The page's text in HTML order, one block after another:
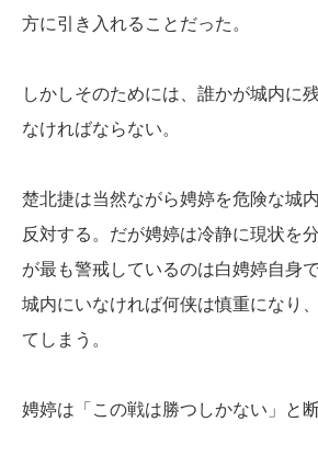
方に引き入れることだった。
しかしそのためには、誰かが城内に
なければならない。
楚北捷は当然ながら娉婷を危険な城
反対する。だが娉婷は冷静に現状を
が最も警戒しているのは白娉婷自身
城内にいなければ何侠は慎重になり
てしまう。
娉婷は「この戦は勝つしかない」と断